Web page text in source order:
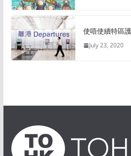
使唔使續特區
July 23, 2020